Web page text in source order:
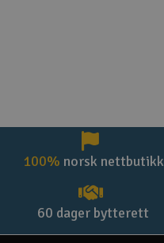
100% norsk nettbutikk
60 dager bytterett